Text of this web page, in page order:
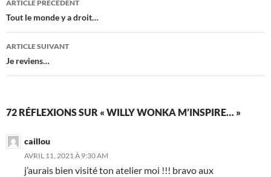
des
articles
ARTICLE PRÉCÉDENT
Tout le monde y a droit…
ARTICLE SUIVANT
Je reviens…
72 RÉFLEXIONS SUR « WILLY WONKA M’INSPIRE… »
caillou
AVRIL 11, 2021 À 9:30 AM
j’aurais bien visité ton atelier moi !!! bravo aux